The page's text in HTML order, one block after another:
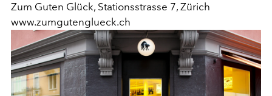
Zum Guten Glück, Stationsstrasse 7, Zürich
www.zumgutenglueck.ch